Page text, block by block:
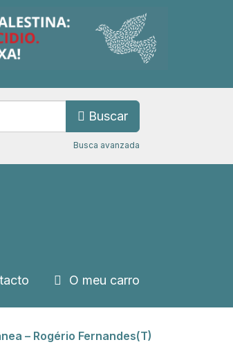
Buscar
Busca avanzada
O meu carro
– Rogério Fernandes(T)